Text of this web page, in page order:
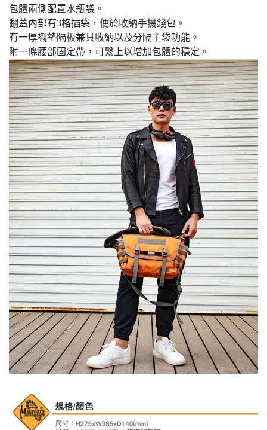
包體兩側配置水瓶袋。
翻蓋內部有3格插袋，便於收納手機錢包。
有一厚襯墊隔板兼具收納以及分隔主袋功能。
附一條腰部固定帶，可繫上以增加包體的穩定。